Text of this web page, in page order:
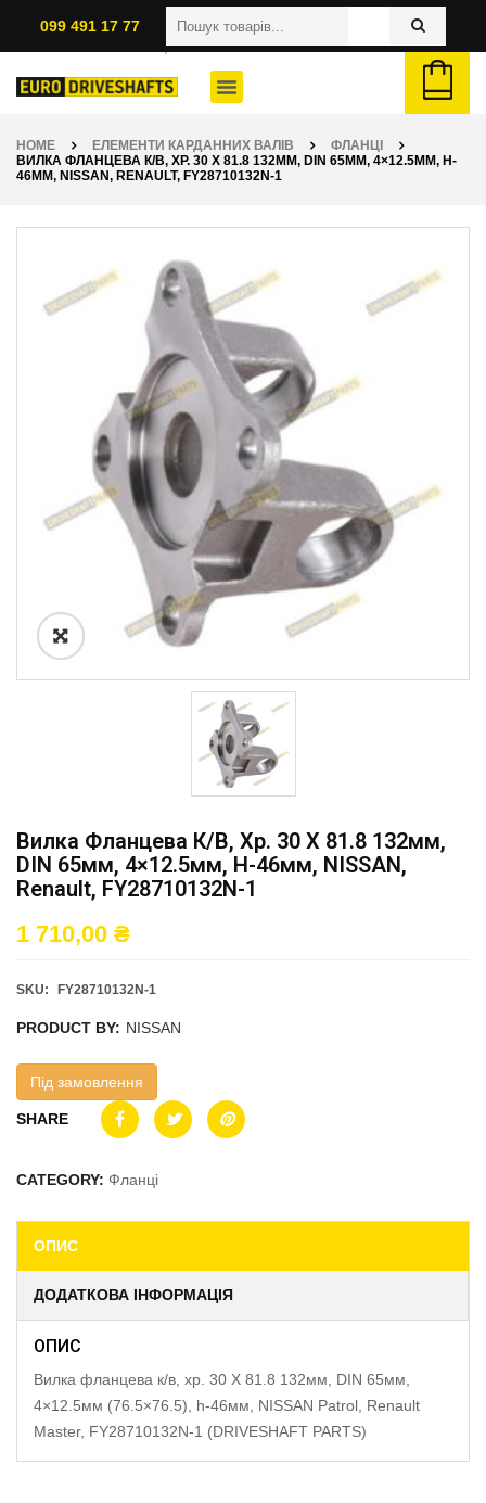
099 491 17 77
HOME ЕЛЕМЕНТИ КАРДАННИХ ВАЛІВ
ФЛАНЦІ
ВИЛКА ФЛАНЦЕВА К/В, ХР. 30 X 81.8 132ММ, DIN 65ММ, 4×12.5ММ, H-
46ММ, NISSAN, RENAULT, FY28710132N-1
Вилка Фланцева К/в, Хр. 30 X 81.8 132мм,
DIN 65мм, 4×12.5мм, H-46мм, NISSAN,
Renault, FY28710132N-1
1 710,00 ₴
SKU: FY28710132N-1
PRODUCT BY: NISSAN
Під замовлення
SHARE
CATEGORY: Фланці
ОПИС
ДОДАТКОВА ІНФОРМАЦІЯ
ОПИС
Вилка фланцева к/в, хр. 30 X 81.8 132мм, DIN 65мм,
4×12.5мм (76.5×76.5), h-46мм, NISSAN Patrol, Renault
Master, FY28710132N-1 (DRIVESHAFT PARTS)